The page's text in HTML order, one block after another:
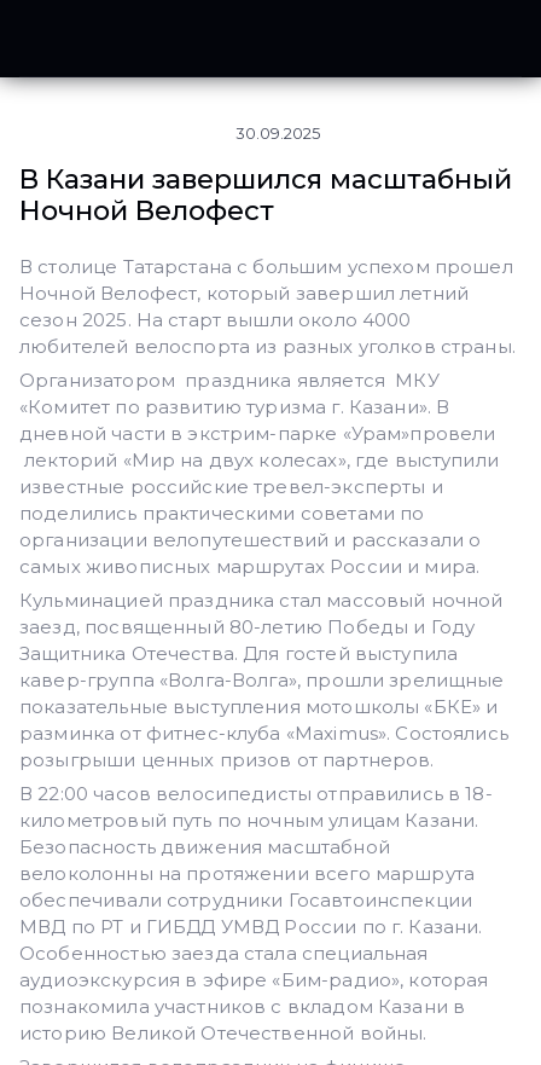
30.09.2025
В Казани завершился масштабный
Ночной Велофест
В столице Татарстана с большим успехом прошел
Ночной Велофест, который завершил летний
сезон 2025. На старт вышли около 4000
любителей велоспорта из разных уголков страны.
Организатором праздника является МКУ
«Комитет по развитию туризма г. Казани». В
дневной части в экстрим-парке «Урам»провели
лекторий «Мир на двух колесах», где выступили
известные российские тревел-эксперты и
поделились практическими советами по
организации велопутешествий и рассказали о
самых живописных маршрутах России и мира.
Кульминацией праздника стал массовый ночной
заезд, посвященный 80-летию Победы и Году
Защитника Отечества. Для гостей выступила
кавер-группа «Волга-Волга», прошли зрелищные
показательные выступления мотошколы «БКЕ» и
разминка от фитнес-клуба «Maximus». Состоялись
розыгрыши ценных призов от партнеров.
В 22:00 часов велосипедисты отправились в 18-
километровый путь по ночным улицам Казани.
Безопасность движения масштабной
велоколонны на протяжении всего маршрута
обеспечивали сотрудники Госавтоинспекции
МВД по РТ и ГИБДД УМВД России по г. Казани.
Особенностью заезда стала специальная
аудиоэкскурсия в эфире «Бим-радио», которая
познакомила участников с вкладом Казани в
историю Великой Отечественной войны.